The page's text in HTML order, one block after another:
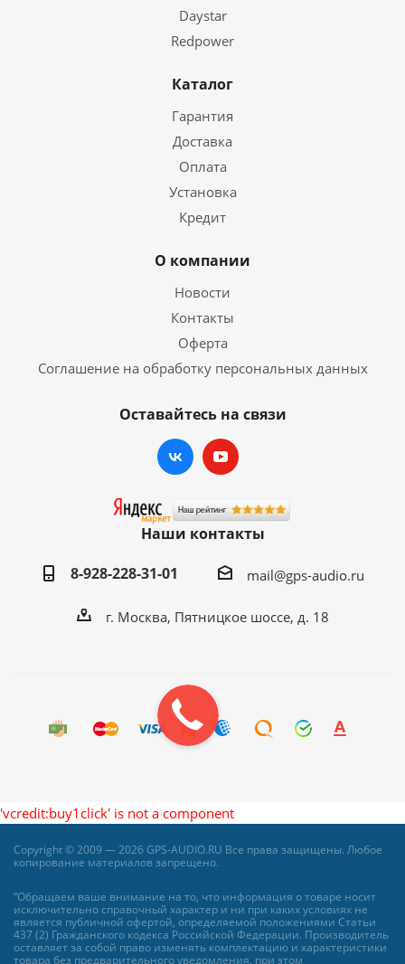
Daystar
Redpower
Каталог
Гарантия
Доставка
Оплата
Установка
Кредит
О компании
Новости
Контакты
Оферта
Соглашение на обработку персональных данных
Оставайтесь на связи
Наши контакты
8-928-228-31-01
mail@gps-audio.ru
г. Москва, Пятницкое шоссе, д. 18
'vcredit:buy1click' is not a component
Copyright © 2009 — 2026 GPS-AUDIO.RU Все права защищены. Любое
копирование материалов запрещено.
“Обращаем ваше внимание на то, что информация о товаре носит
исключительно справочный характер и ни при каких условиях не
является публичной офертой, определяемой положениями Статьи
437 (2) Гражданского кодекса Российской Федерации. Производитель
оставляет за собой право изменять комплектацию и характеристики
товара без предварительного уведомления, при этом